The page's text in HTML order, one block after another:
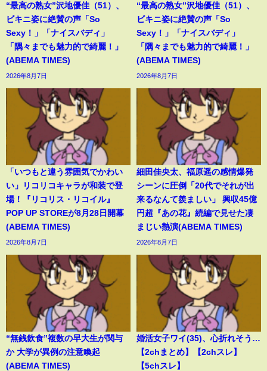
“最高の熟女”沢地優佳（51）、
ビキニ姿に絶賛の声「So
Sexy！」「ナイスバディ」
「隅々までも魅力的で綺麗！」
(ABEMA TIMES)
2026年8月7日
“最高の熟女”沢地優佳（51）、
ビキニ姿に絶賛の声「So
Sexy！」「ナイスバディ」
「隅々までも魅力的で綺麗！」
(ABEMA TIMES)
2026年8月7日
「いつもと違う雰囲気でかわい
い」リコリコキャラが和装で登
場！『リコリス・リコイル』
POP UP STOREが8月28日開幕
(ABEMA TIMES)
2026年8月7日
細田佳央太、福原遥の感情爆発
シーンに圧倒「20代でそれが出
来るなんて羨ましい」 興収45億
円超『あの花』続編で見せた凄
まじい熱演(ABEMA TIMES)
2026年8月7日
“無銭飲食”複数の早大生が関与
か 大学が異例の注意喚起
(ABEMA TIMES)
婚活女子ワイ(35)、心折れそう…
【2chまとめ】【2chスレ】
【5chスレ】